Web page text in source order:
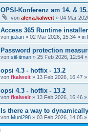
OPSI-Konferenz am 14. &
von alena.kalweit » 04 Mär
Access 365 Runtime
von ju.lian » 02 Mär 2026, 15:34 » in
Password protection
von siil-itman » 25 Feb 2026, 12:54
opsi 4.3 - hotfix - 13.2
von fkalweit » 13 Feb 2026, 16:47 »
opsi 4.3 - hotfix - 13.2
von fkalweit » 13 Feb 2026, 16:46 »
Is there a way to
von Muni298 » 03 Feb 2026, 14:05 »